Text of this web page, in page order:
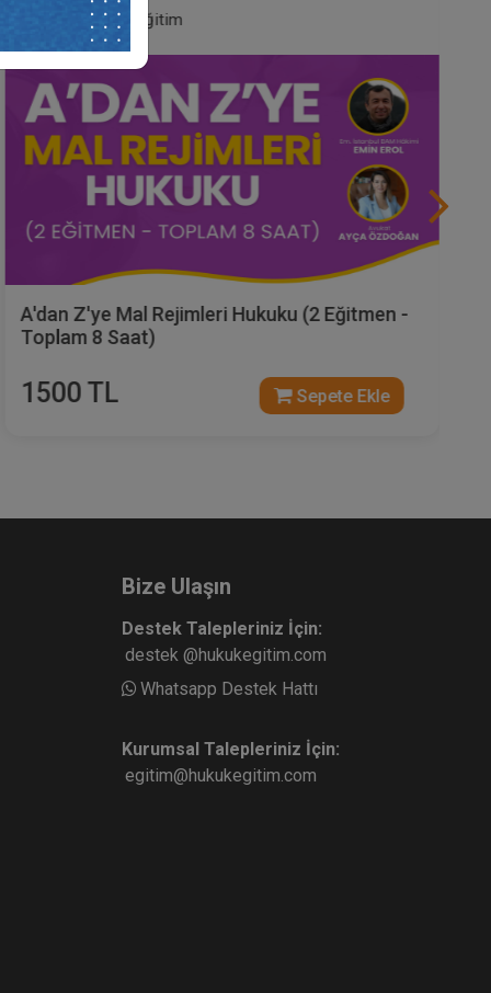
Hukuk Eğitim
A'dan Z'ye Mal Rejimleri Hukuku (2 Eğitmen -
Toplam 8 Saat)
1500 TL Sepete Ekle
Bize Ulaşın
Destek Talepleriniz İçin:
destek @hukukegitim.com
Whatsapp Destek Hattı
Kurumsal Talepleriniz İçin:
egitim@hukukegitim.com